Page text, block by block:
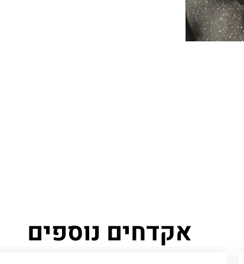
אקדחים נוספים